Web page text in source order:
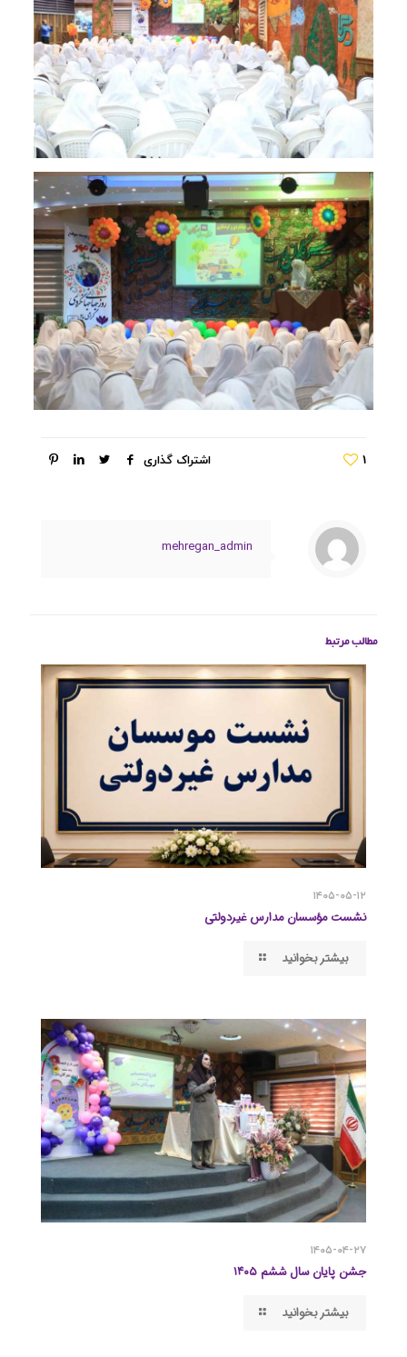
اشتراک گذاری 1
mehregan_admin
مطالب مرتبط
۱۴۰۵-۰۵-۱۲
نشست مؤسسان مدارس غیردولتی
بیشتر بخوانید
۱۴۰۵-۰۴-۲۷
جشن پایان سال ششم ۱۴۰۵
بیشتر بخوانید